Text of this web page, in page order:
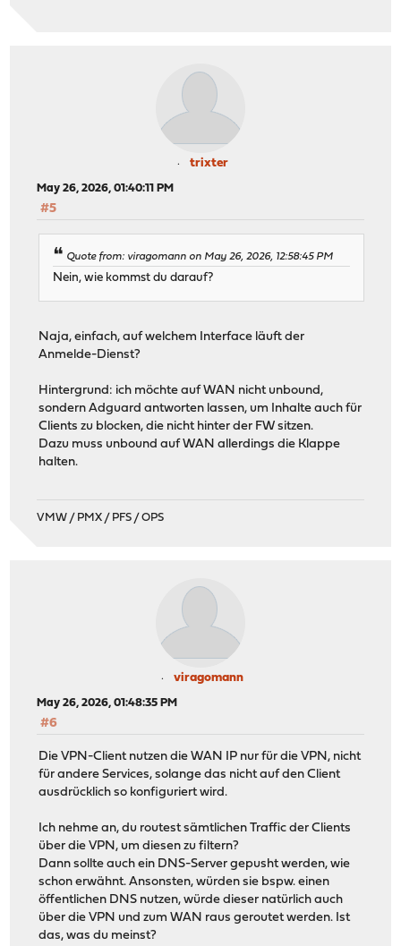
trixter
May 26, 2026, 01:40:11 PM
#5
Quote from: viragomann on May 26, 2026, 12:58:45 PM
Nein, wie kommst du darauf?
Naja, einfach, auf welchem Interface läuft der
Anmelde-Dienst?
Hintergrund: ich möchte auf WAN nicht unbound,
sondern Adguard antworten lassen, um Inhalte auch für
Clients zu blocken, die nicht hinter der FW sitzen.
Dazu muss unbound auf WAN allerdings die Klappe
halten.
VMW / PMX / PFS / OPS
viragomann
May 26, 2026, 01:48:35 PM
#6
Die VPN-Client nutzen die WAN IP nur für die VPN, nicht
für andere Services, solange das nicht auf den Client
ausdrücklich so konfiguriert wird.
Ich nehme an, du routest sämtlichen Traffic der Clients
über die VPN, um diesen zu filtern?
Dann sollte auch ein DNS-Server gepusht werden, wie
schon erwähnt. Ansonsten, würden sie bspw. einen
öffentlichen DNS nutzen, würde dieser natürlich auch
über die VPN und zum WAN raus geroutet werden. Ist
das, was du meinst?